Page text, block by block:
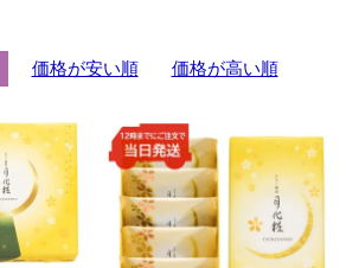
価格が安い順 価格が高い順